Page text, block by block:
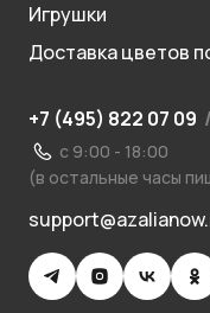
Игрушки
Доставка цветов
+7 (495) 822 07 09 /
с 9:00 - 18:00
(в остальные часы